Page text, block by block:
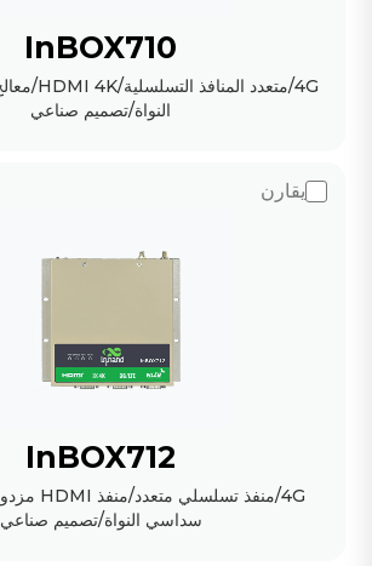
InBOX710
النواة/تصميم صناعي
يقارن
InBOX712
سداسي النواة/تصميم صناعي